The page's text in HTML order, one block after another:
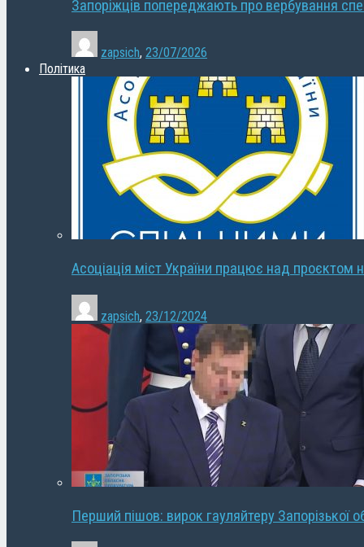
Запоріжців попереджають про вербування
zapsich, 23/07/2026
Політика
Асоціація міст України працює над проєктом
zapsich, 23/12/2024
Перший пішов: вирок гауляйтеру Запорізької